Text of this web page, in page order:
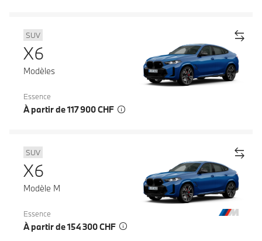
SUV
X6
Modèles
Essence
À partir de 117 900 CHF
SUV
X6
Modèle M
Essence
À partir de 154 300 CHF